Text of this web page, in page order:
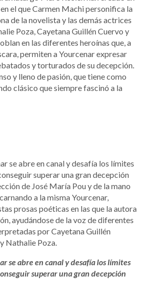
el que Carmen Machi personifica la
de la novelista y las demás actrices
Poza, Cayetana Guillén Cuervo y
en las diferentes heroínas que, a
permiten a Yourcenar expresar
y torturados de su decepción.
y lleno de pasión, que tiene como
clásico que siempre fascinó a la
se abre en canal y desafía los límites
superar una gran decepción
de José María Pou y de la mano
a la misma Yourcenar,
prosas poéticas en las que la autora
ayudándose de la voz de diferentes
por Cayetana Guillén
Nathalie Poza.
se abre en canal y desafía los límites
superar una gran decepción